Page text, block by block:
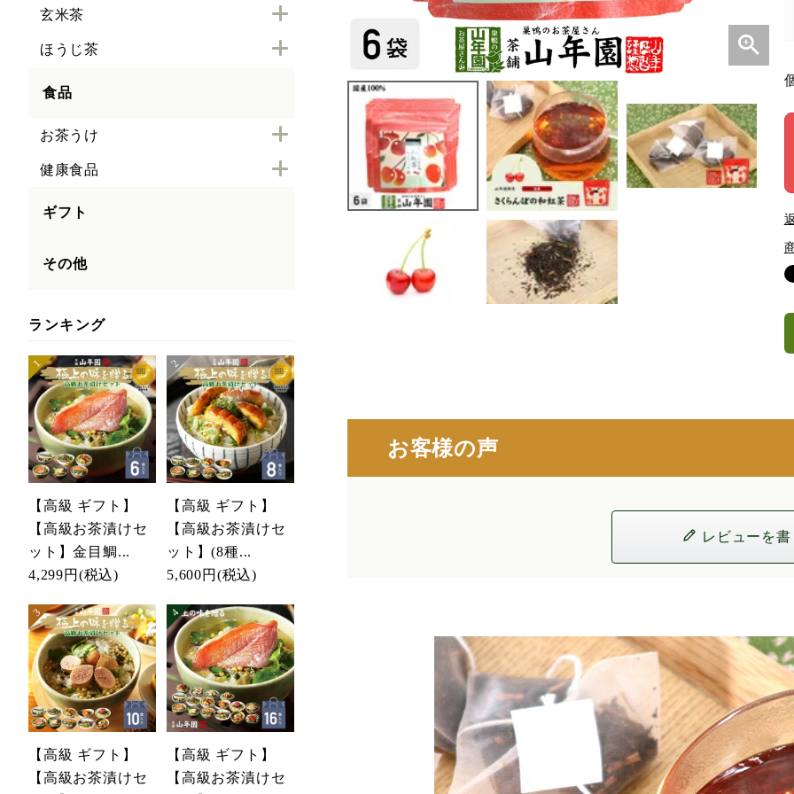
玄米茶
ほうじ茶
食品
お茶うけ
健康食品
ギフト
その他
ランキング
【高級 ギフト】
【高級お茶漬けセ
ット】金目鯛...
4,299円 (税込)
【高級 ギフト】
【高級お茶漬けセ
ット】(8種...
5,600円 (税込)
【高級 ギフト】
【高級お茶漬けセ
【高級 ギフト】
【高級お茶漬けセ
お客様の声
レビューを書